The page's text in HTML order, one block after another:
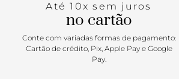
Até 10x sem juros
no cartão
Conte com variadas formas de pagamento:
Cartão de crédito, Pix, Apple Pay e Google
Pay.